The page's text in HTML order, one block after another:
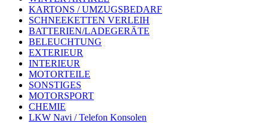
KARTONS / UMZUGSBEDARF
SCHNEEKETTEN VERLEIH
BATTERIEN/LADEGERÄTE
BELEUCHTUNG
EXTERIEUR
INTERIEUR
MOTORTEILE
SONSTIGES
MOTORSPORT
CHEMIE
LKW Navi / Telefon Konsolen